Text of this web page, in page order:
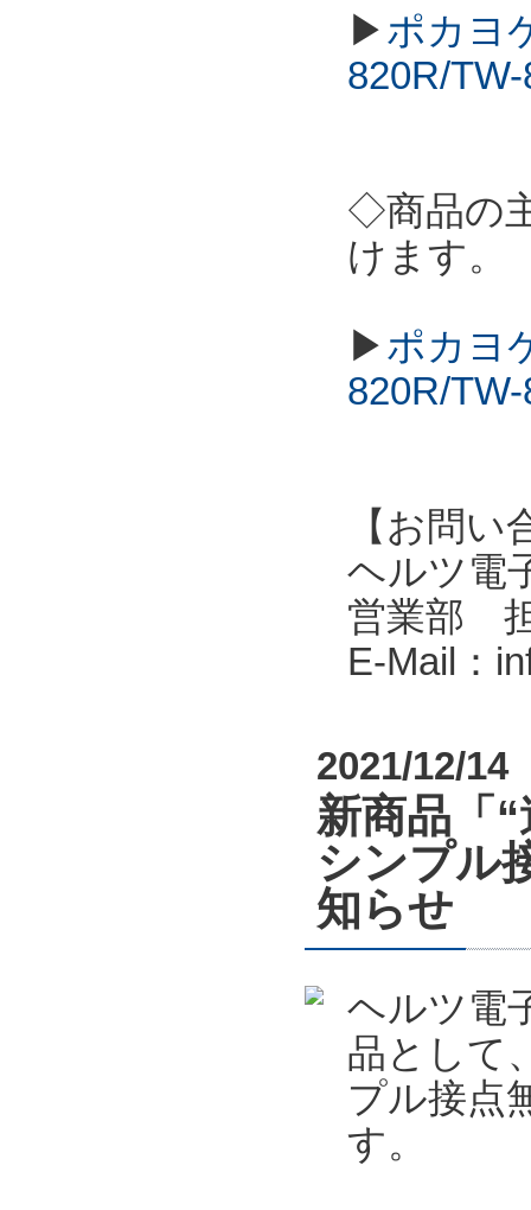
▶ポカヨ
820R/
◇商品の
けます。
▶ポカヨ
820R/
【お問い
ヘルツ電
営業部
E-Mail：
2021/12/14
新商品「
シンプル
知らせ
ヘルツ電
品として
プル接点
す。